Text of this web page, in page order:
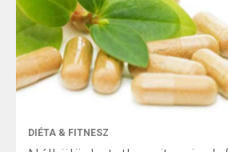
DIÉTA & FITNESZ